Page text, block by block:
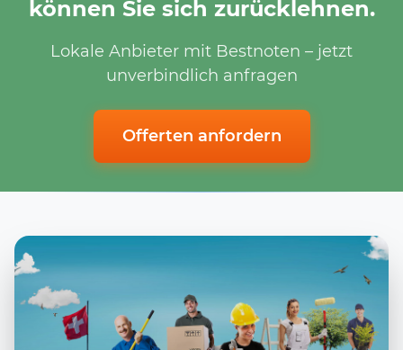
können Sie sich zurücklehnen.
Lokale Anbieter mit Bestnoten – jetzt
unverbindlich anfragen
Offerten anfordern